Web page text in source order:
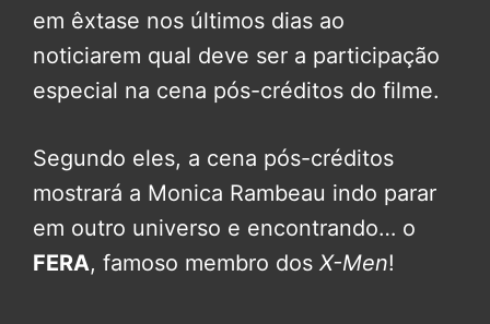
em êxtase nos últimos dias ao
noticiarem qual deve ser a participação
especial na cena pós-créditos do filme.
Segundo eles, a cena pós-créditos
mostrará a Monica Rambeau indo parar
em outro universo e encontrando… o
FERA, famoso membro dos X-Men!